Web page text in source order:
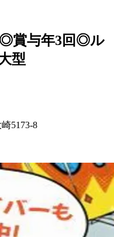
◎賞与年3回◎ル
型
5173-8